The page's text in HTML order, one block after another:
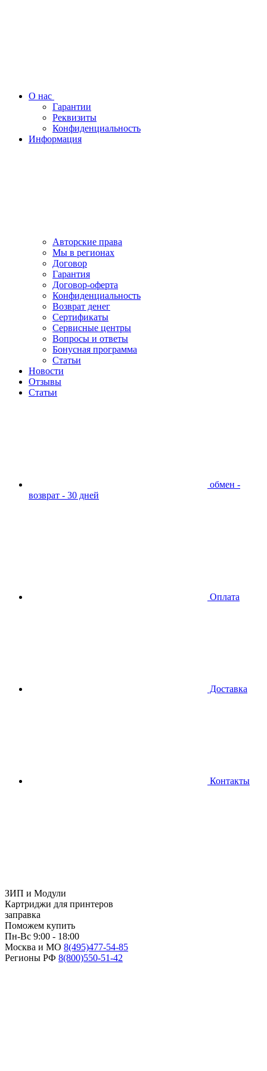
О нас
Гарантии
Реквизиты
Конфиденциальность
Информация
Авторские права
Мы в регионах
Договор
Гарантия
Договор-оферта
Конфиденциальность
Возврат денег
Сертификаты
Сервисные центры
Вопросы и ответы
Бонусная программа
Статьи
Новости
Отзывы
Статьи
обмен -
возврат - 30 дней
Оплата
Доставка
Контакты
ЗИП и Модули
Картриджи для принтеров
заправка
Поможем купить
Пн-Вс 9:00 - 18:00
Москва и МО 8(495)477-54-85
Регионы РФ 8(800)550-51-42